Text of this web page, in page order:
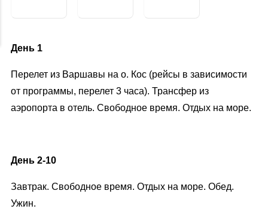
День 1
Перелет из Варшавы на о. Кос (рейсы в зависимости
от программы, перелет 3 часа). Трансфер из
аэропорта в отель. Свободное время. Отдых на море.
День 2-10
Завтрак. Свободное время. Отдых на море. Обед.
Ужин.